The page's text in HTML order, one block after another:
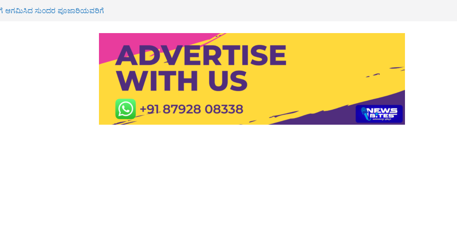
ಆಗಮಿಸಿದ ಸುಂದರ ಪೂಜಾರಿಯವರಿಗೆ
ಲಕ್ಷ ಪರಿಹಾರ ಮಂಜೂರು: ಶಾಸಕ
ಸಚಿವ ಯು.ಟಿ ಖಾದರ್ ಭೇಟಿ<br>